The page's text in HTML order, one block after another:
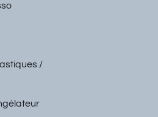
/